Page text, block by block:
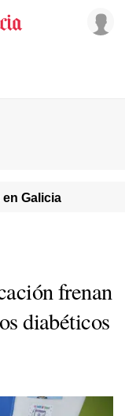
Galicia
frenan
diabéticos